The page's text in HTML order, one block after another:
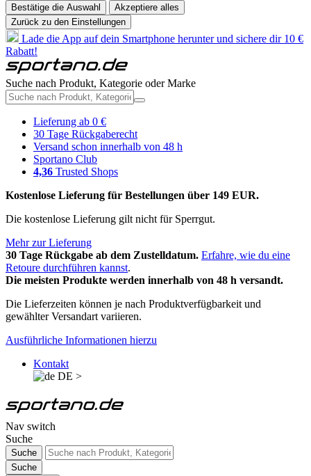
Bestätige die Auswahl
Akzeptiere alles
Zurück zu den Einstellungen
Lade die App auf dein Smartphone herunter und sichere dir 10 €
Rabatt!
Suche nach Produkt, Kategorie oder Marke
Lieferung ab 0 €
30 Tage Rückgaberecht
Versand schon innerhalb von 48 h
Sportano Club
4,36 Trusted Shops
Kostenlose Lieferung für Bestellungen über 149 EUR.
Die kostenlose Lieferung gilt nicht für Sperrgut.
Mehr zur Lieferung
30 Tage Rückgabe ab dem Zustelldatum. Erfahre, wie du eine
Retoure durchführen kannst.
Die meisten Produkte werden innerhalb von 48 h versandt.
Die Lieferzeiten können je nach Produktverfügbarkeit und
gewählter Versandart variieren.
Ausführliche Informationen hierzu
Kontakt
DE >
Nav switch
Suche
Suche
Suche